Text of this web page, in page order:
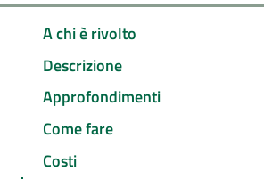
A chi è rivolto
Descrizione
Approfondimenti
Come fare
Costi